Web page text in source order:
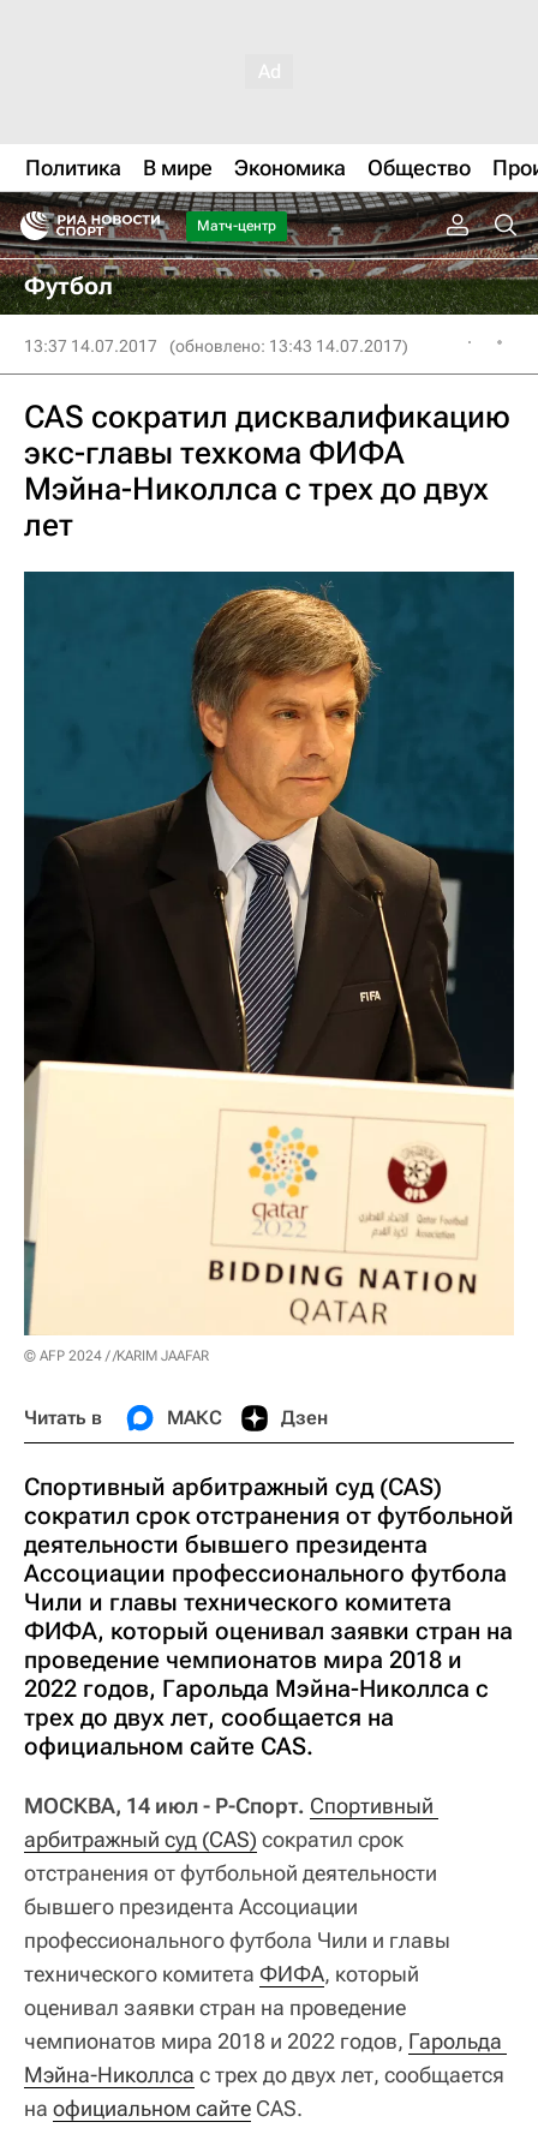
Политика В мире Экономика Общество
Матч-центр
Футбол
13:37 14.07.2017 (обновлено: 13:43 14.07.2017)
CAS сократил дисквалификацию
экс-главы техкома ФИФА
Мэйна-Николлса с трех до двух
лет
© AFP 2024 / /KARIM JAAFAR
Читать в МАКС Дзен
Спортивный арбитражный суд (CAS)
сократил срок отстранения от футбольной
деятельности бывшего президента
Ассоциации профессионального футбола
Чили и главы технического комитета
ФИФА, который оценивал заявки стран на
проведение чемпионатов мира 2018 и
2022 годов, Гарольда Мэйна-Николлса с
трех до двух лет, сообщается на
официальном сайте CAS.
МОСКВА, 14 июл - Р-Спорт. Спортивный
арбитражный суд (CAS) сократил срок
отстранения от футбольной деятельности
бывшего президента Ассоциации
профессионального футбола Чили и главы
технического комитета ФИФА, который
оценивал заявки стран на проведение
чемпионатов мира 2018 и 2022 годов, Гарольда
Мэйна-Николлса с трех до двух лет, сообщается
на официальном сайте CAS.